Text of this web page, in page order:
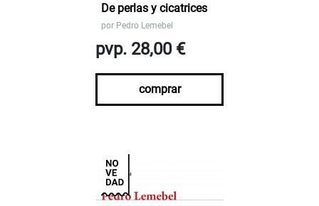
De perlas y cicatrices
por Pedro Lemebel
pvp. 28,00 €
comprar